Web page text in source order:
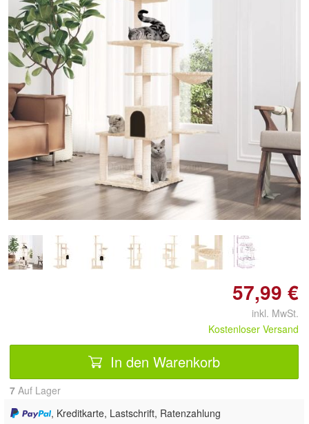
Doppelt antippen zum
vergrößern
57,99 €
inkl. MwSt.
Kostenloser Versand
In den Warenkorb
7 Auf Lager
, Kreditkarte, Lastschrift, Ratenzahlung